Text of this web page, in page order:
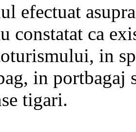
efectuat
constatat ca
in
in portbagaj
tigari.